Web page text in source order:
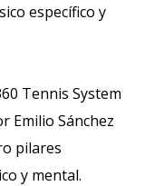
específico y
Tennis System
Emilio Sánchez
pilares
y mental.